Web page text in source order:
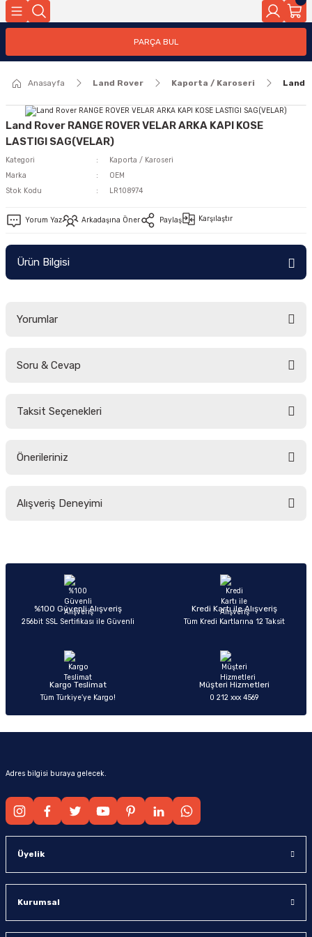
PARÇA BUL
Anasayfa Land Rover Kaporta / Karoseri Land
Land Rover RANGE ROVER VELAR ARKA KAPI KOSE
LASTIGI SAG(VELAR)
Kategori
Kaporta / Karoseri
Marka
OEM
Stok Kodu
LR108974
Yorum Yaz Arkadaşına Öner Paylaş Karşılaştır
Ürün Bilgisi
Yorumlar
Soru & Cevap
Taksit Seçenekleri
Önerileriniz
yetersiz gördüğünüz noktaları öneri formunu kullanarak tarafımıza
Ürün açıklamasında eksik bilgiler bulunuyor.
Ürün bilgilerinde hatalar bulunuyor.
Ürün fiyatı diğer sitelerden daha pahalı.
Alışveriş Deneyimi
Sitemize ilk yorumu siz yapın!
%100 Güvenli Alışveriş
256bit SSL Sertifikası ile Güvenli
Kredi Kartı ile Alışveriş
Tüm Kredi Kartlarına 12 Taksit
Kargo Teslimat
Tüm Türkiye’ye Kargo!
Müşteri Hizmetleri
0 212 xxx 4569
Adres bilgisi buraya gelecek.
Üyelik
Kurumsal